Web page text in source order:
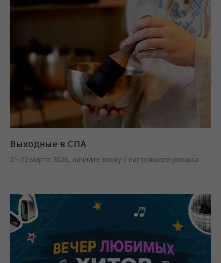
Выходные в СПА
21-22 марта 2026, начните весну с настоящего релакса